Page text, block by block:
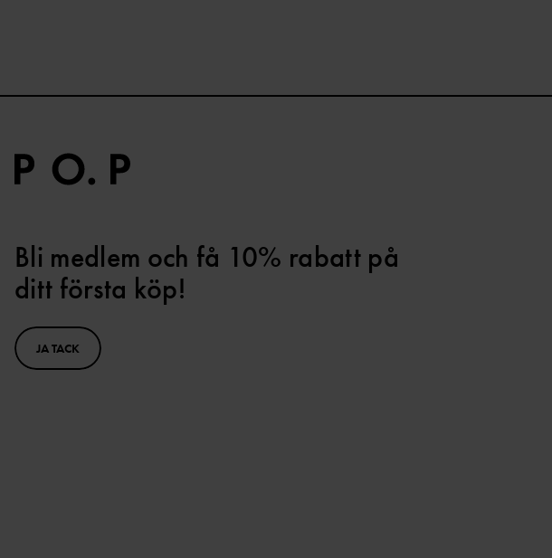
Bli medlem och få 10% rabatt på
ditt första köp!
JA TACK